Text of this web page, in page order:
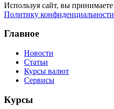
Используя сайт, вы принимаете
Политику конфиденциальности
Главное
Новости
Статьи
Курсы валют
Сервисы
Курсы